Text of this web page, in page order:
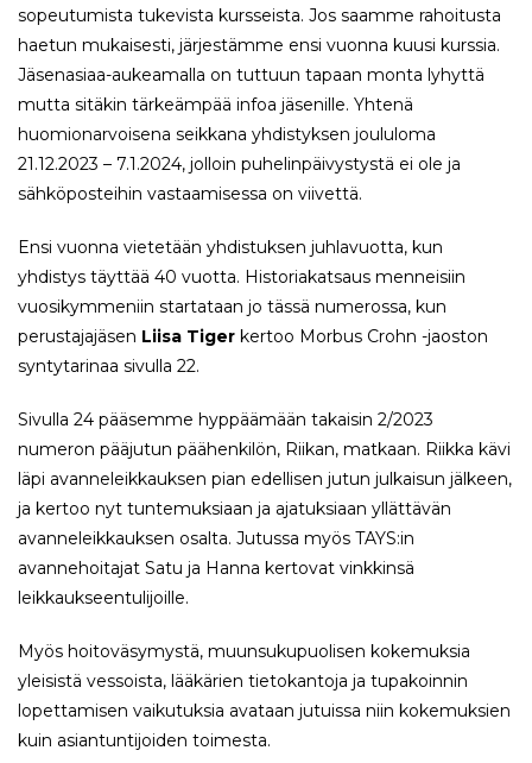
sopeutumista tukevista kursseista. Jos saamme rahoitusta
haetun mukaisesti, järjestämme ensi vuonna kuusi kurssia.
Jäsenasiaa-aukeamalla on tuttuun tapaan monta lyhyttä
mutta sitäkin tärkeämpää infoa jäsenille. Yhtenä
huomionarvoisena seikkana yhdistyksen joululoma
21.12.2023 – 7.1.2024, jolloin puhelinpäivystystä ei ole ja
sähköposteihin vastaamisessa on viivettä.
Ensi vuonna vietetään yhdistuksen juhlavuotta, kun
yhdistys täyttää 40 vuotta. Historiakatsaus menneisiin
vuosikymmeniin startataan jo tässä numerossa, kun
perustajajäsen Liisa Tiger kertoo Morbus Crohn -jaoston
syntytarinaa sivulla 22.
Sivulla 24 pääsemme hyppäämään takaisin 2/2023
numeron pääjutun päähenkilön, Riikan, matkaan. Riikka kävi
läpi avanneleikkauksen pian edellisen jutun julkaisun jälkeen,
ja kertoo nyt tuntemuksiaan ja ajatuksiaan yllättävän
avanneleikkauksen osalta. Jutussa myös TAYS:in
avannehoitajat Satu ja Hanna kertovat vinkkinsä
leikkaukseentulijoille.
Myös hoitoväsymystä, muunsukupuolisen kokemuksia
yleisistä vessoista, lääkärien tietokantoja ja tupakoinnin
lopettamisen vaikutuksia avataan jutuissa niin kokemuksien
kuin asiantuntijoiden toimesta.